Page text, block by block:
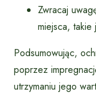
Zwracaj
miejsca,
Podsumowując,
poprzez
utrzymaniu jego